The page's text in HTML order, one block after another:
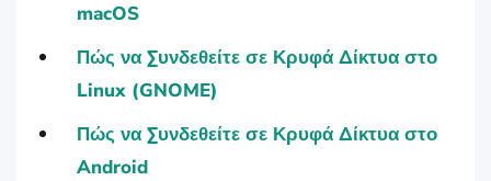
macOS
Πώς να Συνδεθείτε σε Κρυφά Δίκτυα στο
Linux (GNOME)
Πώς να Συνδεθείτε σε Κρυφά Δίκτυα στο
Android